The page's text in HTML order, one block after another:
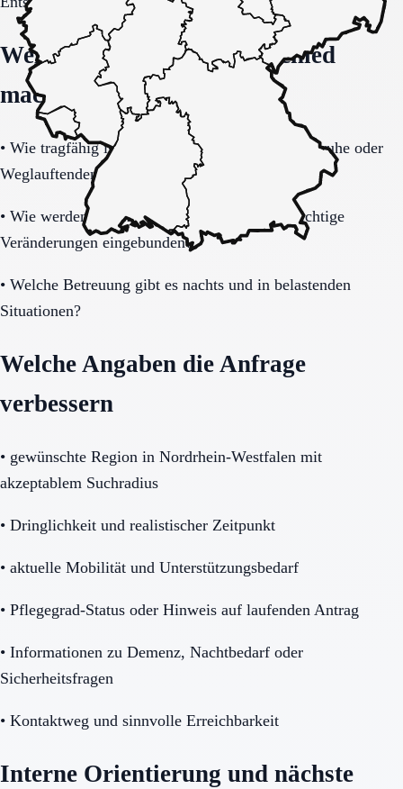
Welche Fragen den Unterschied
machen
• Wie tragfähig ist das Sicherheitskonzept bei Unruhe oder
Weglauftendenz?
• Wie werden Angehörige informiert und in wichtige
Veränderungen eingebunden?
• Welche Betreuung gibt es nachts und in belastenden
Situationen?
Welche Angaben die Anfrage
verbessern
• gewünschte Region in Nordrhein-Westfalen mit
akzeptablem Suchradius
• Dringlichkeit und realistischer Zeitpunkt
• aktuelle Mobilität und Unterstützungsbedarf
• Pflegegrad-Status oder Hinweis auf laufenden Antrag
• Informationen zu Demenz, Nachtbedarf oder
Sicherheitsfragen
• Kontaktweg und sinnvolle Erreichbarkeit
Interne Orientierung und nächste